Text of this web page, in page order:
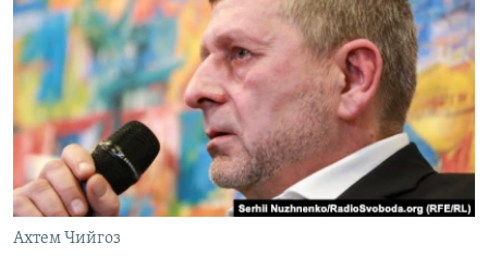
ВСЕ ЗА ДЕНЬ
СПЕЦПРОЕКТИ
ДЕПОРТАЦІЯ
ВІДЕОУРОКИ «ELIFBE»
СВІДЧЕННЯ ОКУПАЦІЇ
УКРАЇНСЬКА ПРОБЛЕМА КРИМУ
ІНФОГРАФІКА
ЯК ОБІЙТИ БЛОКУВАННЯ
Русский
Qırımtatar
ДОЛУЧАЙСЯ!
Ахтем Чийгоз